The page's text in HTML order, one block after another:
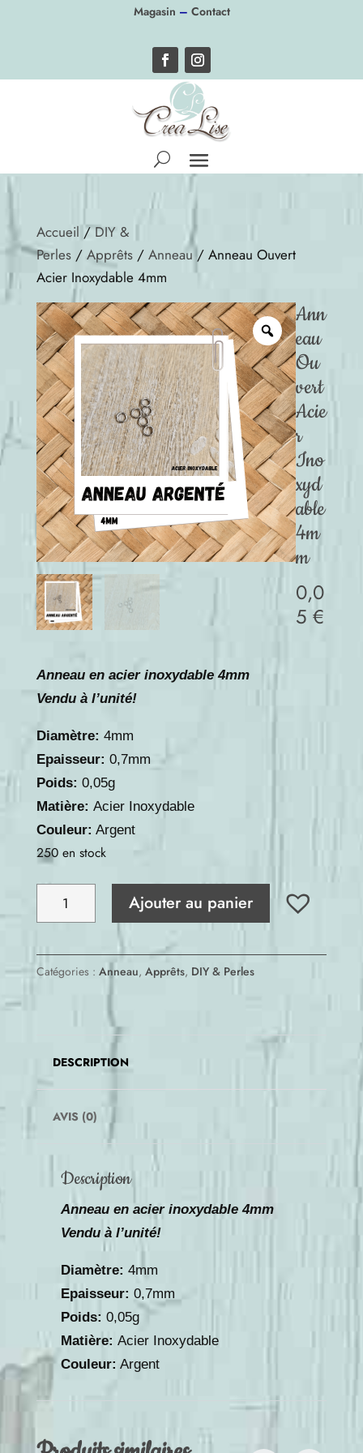
Magasin – Contact
Accueil /DIY &
Perles/ Apprêts/ Anneau / Anneau Ouvert
Acier Inoxydable 4mm
Ann
eau
Ou
vert
Acie
r
Ino
xyd
able
4m
m
0,0
5 €
Anneau en acier inoxydable 4mm
Vendu à l’unité!
Diamètre: 4mm
Epaisseur: 0,7mm
Poids: 0,05g
Matière: Acier Inoxydable
Couleur: Argent
250 en stock
quantité
de
Ouvert
Acier
Ajouter au panier
Catégories : Anneau, Apprêts, DIY & Perles
DESCRIPTION
AVIS (0)
Description
Anneau en acier inoxydable 4mm
Vendu à l’unité!
Diamètre: 4mm
Epaisseur: 0,7mm
Poids: 0,05g
Matière: Acier Inoxydable
Couleur: Argent
Panneau de gestion des cookies